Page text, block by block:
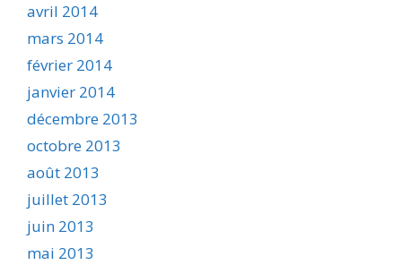
avril 2014
mars 2014
février 2014
janvier 2014
décembre 2013
octobre 2013
août 2013
juillet 2013
juin 2013
mai 2013